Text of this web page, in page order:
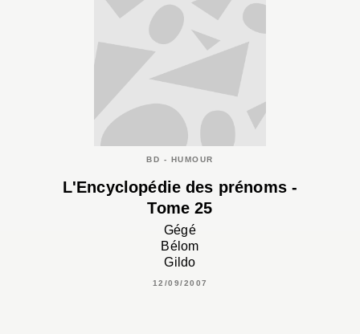
BD - HUMOUR
L'Encyclopédie des prénoms -
Tome 25
Gégé
Bélom
Gildo
12/09/2007